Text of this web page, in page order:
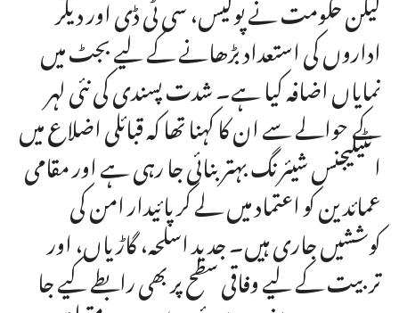
اداروں کی استعداد بڑھانے کے لیے بجٹ میں
نمایاں اضافہ کیا ہے۔ شدت پسندی کی نئی لہر
کے حوالے سے ان کا کہنا تھا کہ قبائلی اضلاع میں
انٹیلیجنس شیئرنگ بہتر بنائی جا رہی ہے اور مقامی
عمائدین کو اعتماد میں لے کر پائیدار امن کی
کوششیں جاری ہیں۔ جدید اسلحہ، گاڑیاں، اور
تربیت کے لیے وفاقی سطح پر بھی رابطے کیے جا